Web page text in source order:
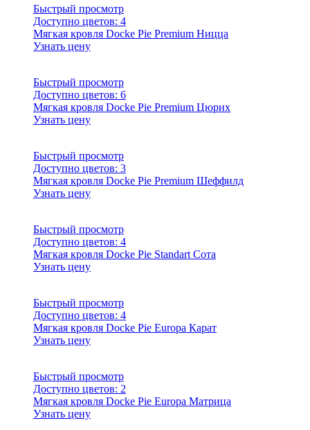
Быстрый просмотр
Доступно цветов: 4
Мягкая кровля Docke Pie Premium Ницца
Узнать цену
Быстрый просмотр
Доступно цветов: 6
Мягкая кровля Docke Pie Premium Цюрих
Узнать цену
Быстрый просмотр
Доступно цветов: 3
Мягкая кровля Docke Pie Premium Шеффилд
Узнать цену
Быстрый просмотр
Доступно цветов: 4
Мягкая кровля Docke Pie Standart Сота
Узнать цену
Быстрый просмотр
Доступно цветов: 4
Мягкая кровля Docke Pie Europa Карат
Узнать цену
Быстрый просмотр
Доступно цветов: 2
Мягкая кровля Docke Pie Europa Матрица
Узнать цену